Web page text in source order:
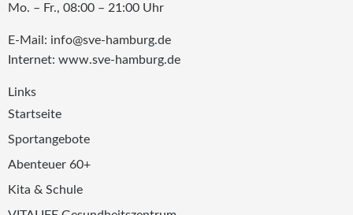
Mo. – Fr., 08:00 – 21:00 Uhr
E-Mail: info@sve-hamburg.de
Internet: www.sve-hamburg.de
Links
Startseite
Sportangebote
Abenteuer 60+
Kita & Schule